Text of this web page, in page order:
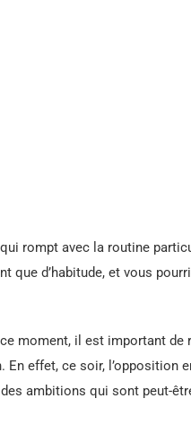
rompt avec la routine
que d’habitude, et vous
moment, il est important de
effet, ce soir, l’opposition
ambitions qui sont peut-